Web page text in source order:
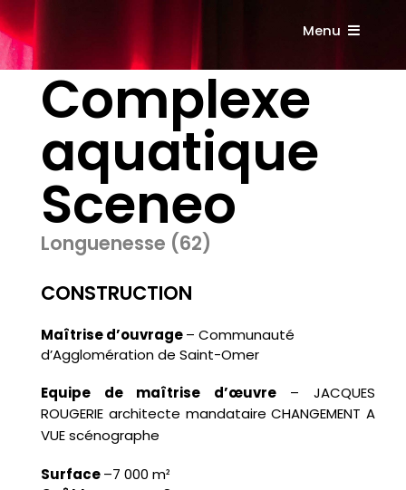
Passer
au
contenu
Menu
Accueil
Présentation
Références
Contact
Complexe
aquatique
Sceneo
Longuenesse (62)
CONSTRUCTION
Maîtrise d’ouvrage– Communauté
d’Agglomération de Saint-Omer
Equipe de maîtrise d’œuvre– JACQUES
ROUGERIE architecte mandataire CHANGEMENT A
VUE scénographe
Surface–7 000 m²